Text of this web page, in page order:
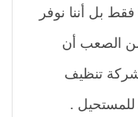
بل أننا نوفر
من الصعب أن
تنظيف
.